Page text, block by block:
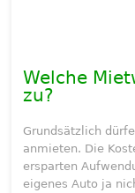
Welche
zu?
Grundsätzlich
anmieten. Die
ersparten
eigenes Auto ja